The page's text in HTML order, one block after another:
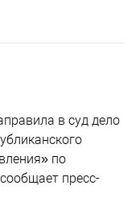
в суд дело
по
пресс-